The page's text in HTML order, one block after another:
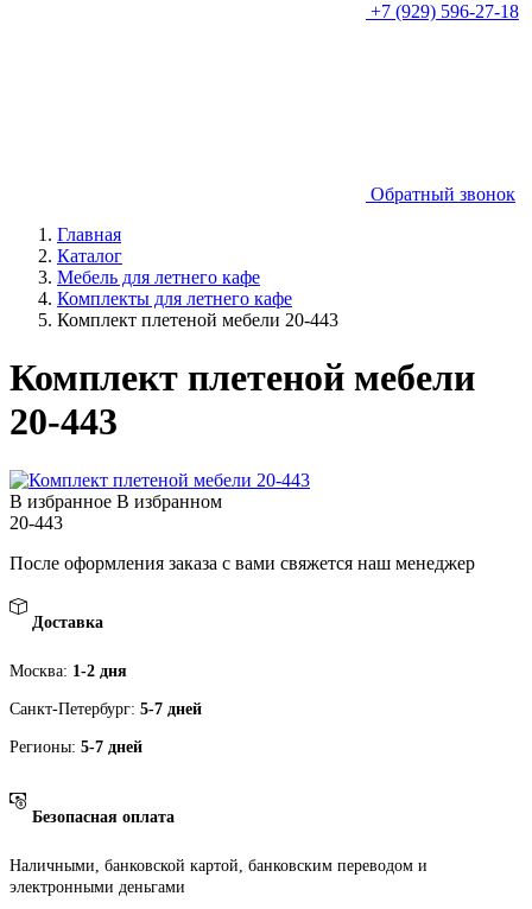
+7 (929) 596-27-18
Обратный звонок
Главная
Каталог
Мебель для летнего кафе
Комплекты для летнего кафе
Комплект плетеной мебели 20-443
Комплект плетеной мебели
20-443
В избранное В избранном
20-443
После оформления заказа с вами свяжется наш менеджер
Доставка
Москва: 1-2 дня
Санкт-Петербург: 5-7 дней
Регионы: 5-7 дней
Безопасная оплата
Наличными, банковской картой, банковским переводом и
электронными деньгами